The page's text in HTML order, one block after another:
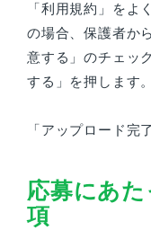
「利用規約」をよ
の場合、保護者か
意する」のチェッ
する」を押します。
「アップロード完
応募にあ
項